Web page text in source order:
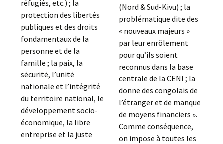
réfugiés, etc.) ; la
protection des libertés
publiques et des droits
fondamentaux de la
personne et de la
famille ; la paix, la
sécurité, l’unité
nationale et l’intégrité
du territoire national, le
développement socio-
économique, la libre
entreprise et la juste
(Nord & Sud-Kivu) ; la
problématique dite des
« nouveaux majeurs »
par leur enrôlement
pour qu’ils soient
reconnus dans la base
centrale de la CENI ; la
donne des congolais de
l’étranger et de manque
de moyens financiers ».
Comme conséquence,
on impose à toutes les